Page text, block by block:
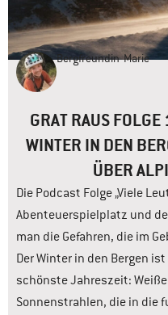
Bergfreundin Marie
GRAT RAUS
WINTER IN DEN
ÜBER
Die Podcast Folge „Viele
Abenteuerspielplatz und
man die Gefahren, die im
Der Winter in den Bergen
schönste Jahreszeit:
Sonnenstrahlen, die in die